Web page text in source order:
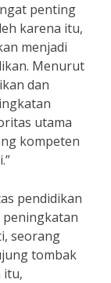
penting
karena itu,
menjadi
Menurut
dan
utama
kompeten
pendidikan
peningkatan
seorang
tombak
itu,